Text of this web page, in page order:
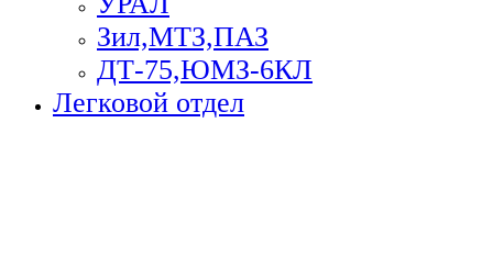
Зил,МТЗ,ПАЗ
ДТ-75,ЮМЗ-6КЛ
Легковой отдел